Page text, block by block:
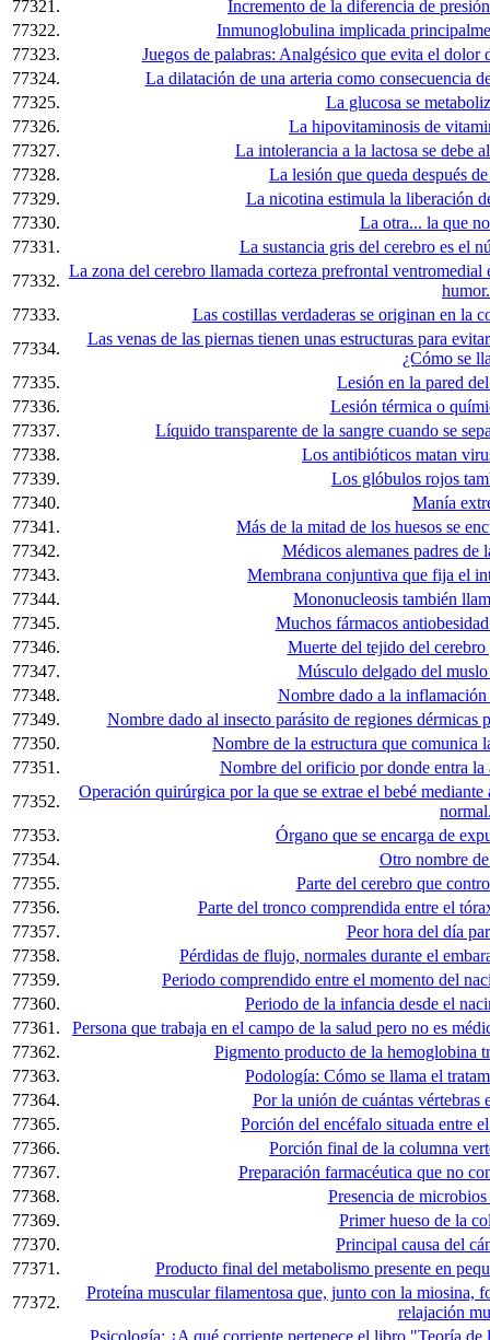
77321.
Incremento de la diferencia de
77322.
Inmunoglobulina implicada
77323.
Juegos de palabras: Analgésico que evita el dolor
77324.
La dilatación de una arteria como consecuencia
77325.
La glucosa se
77326.
La hipovitaminosis de
77327.
La intolerancia a la lactosa se debe
77328.
La lesión que queda después
77329.
La nicotina estimula la liberación
77330.
La otra... la que
77331.
La sustancia gris del cerebro es el
77332.
La zona del cerebro llamada corteza prefrontal
humor.
77333.
Las costillas verdaderas se originan en la
77334.
Las venas de las piernas tienen unas estructuras para
¿Cómo se
77335.
Lesión en la pared
77336.
Lesión térmica o
77337.
Líquido transparente de la sangre cuando se
77338.
Los antibióticos matan
77339.
Los glóbulos rojos
77340.
Manía
77341.
Más de la mitad de los huesos se
77342.
Médicos alemanes padres de
77343.
Membrana conjuntiva que fija el
77344.
Mononucleosis también
77345.
Muchos fármacos
77346.
Muerte del tejido del
77347.
Músculo delgado del
77348.
Nombre dado a la
77349.
Nombre dado al insecto parásito de regiones dérmicas
77350.
Nombre de la estructura que comunica
77351.
Nombre del orificio por donde entra la
77352.
Operación quirúrgica por la que se extrae el bebé
77353.
Órgano que se encarga de
77354.
Otro nombre
77355.
Parte del cerebro que
77356.
Parte del tronco comprendida entre el
77357.
Peor hora del día
77358.
Pérdidas de flujo, normales durante el
77359.
Periodo comprendido entre el momento del
77360.
Periodo de la infancia desde el
77361.
Persona que trabaja en el campo de la salud pero no es
77362.
Pigmento producto de la hemoglobina
77363.
Podología: Cómo se llama el
77364.
Por la unión de cuántas vértebras
77365.
Porción del encéfalo situada entre
77366.
Porción final de la columna
77367.
Preparación farmacéutica que no
77368.
Presencia de
77369.
Primer hueso de la
77370.
Principal causa del
77371.
Producto final del metabolismo presente en
77372.
Proteína muscular filamentosa que, junto con la miosina,
relajación
Psicología: ¿A qué corriente pertenece el libro "Teoría